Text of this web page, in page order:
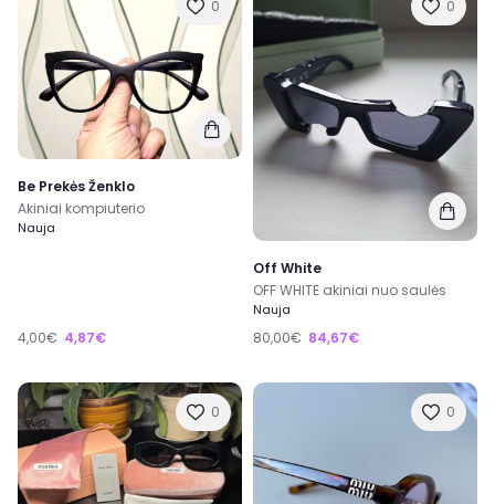
0
Be Prekės Ženklo
Akiniai kompiuterio
Nauja
4,00€ 4,87€
0
Off White
OFF WHITE akiniai nuo saulės
Nauja
80,00€ 84,67€
0 0